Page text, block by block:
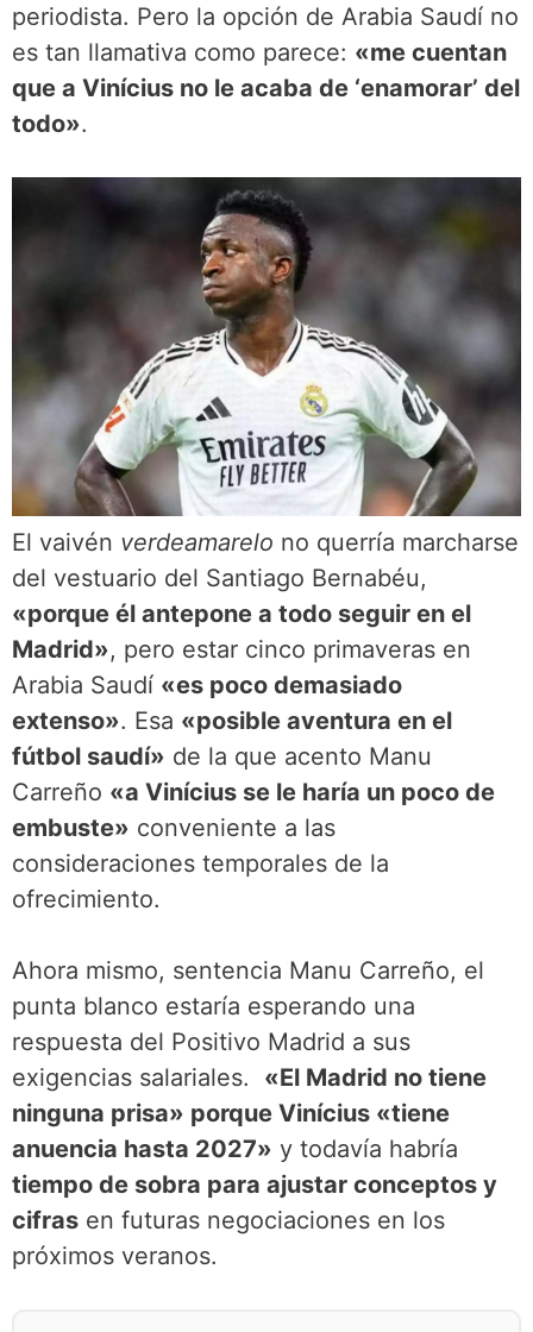
periodista. Pero la opción de Arabia Saudí no
es tan llamativa como parece: «me cuentan
que a Vinícius no le acaba de ‘enamorar’ del
todo».
El vaivén verdeamarelo no querría marcharse
del vestuario del Santiago Bernabéu,
«porque él antepone a todo seguir en el
Madrid», pero estar cinco primaveras en
Arabia Saudí «es poco demasiado
extenso». Esa «posible aventura en el
fútbol saudí» de la que acento Manu
Carreño «a Vinícius se le haría un poco de
embuste» conveniente a las
consideraciones temporales de la
ofrecimiento.
Ahora mismo, sentencia Manu Carreño, el
punta blanco estaría esperando una
respuesta del Positivo Madrid a sus
exigencias salariales. «El Madrid no tiene
ninguna prisa» porque Vinícius «tiene
anuencia hasta 2027» y todavía habría
tiempo de sobra para ajustar conceptos y
cifras en futuras negociaciones en los
próximos veranos.